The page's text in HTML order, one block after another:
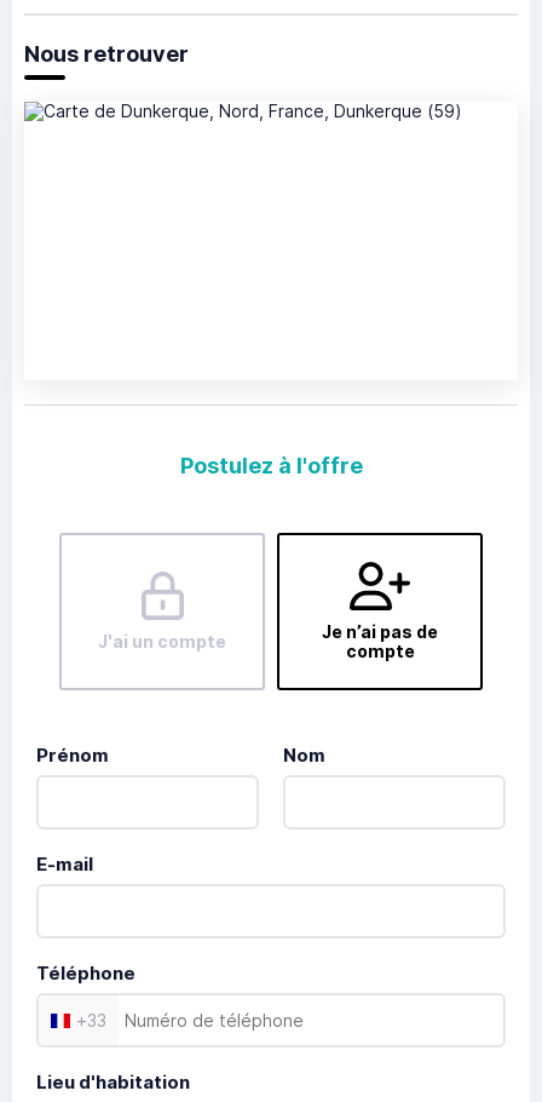
Nous retrouver
Postulez à l'offre
J'ai un compte
Je n’ai pas de
compte
Prénom Nom
E-mail
Téléphone
+33
Lieu d'habitation